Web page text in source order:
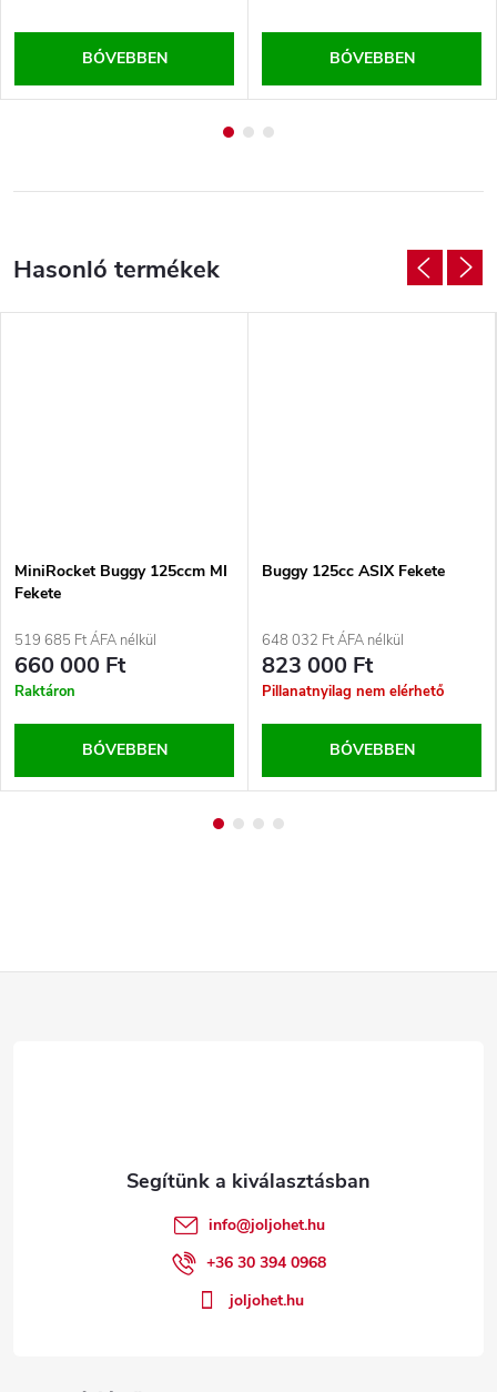
BŐVEBBEN BŐVEBBEN
MiniRocket Buggy 125ccm MI
Fekete
519 685 Ft ÁFA nélkül
660 000 Ft
Raktáron
BŐVEBBEN
Buggy 125cc ASIX Fekete
648 032 Ft ÁFA nélkül
823 000 Ft
Pillanatnyilag nem elérhető
BŐVEBBEN
info@joljohet.hu
+36 30 394 0968
joljohet.hu